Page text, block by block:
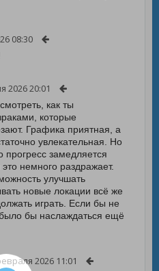
08:30
2026 20:01
как ты
которые
Графика приятная, а
увлекательная. Но
прогресс замедляется
немного раздражает.
улучшать
новые локации всё же
играть. Если бы не
бы наслаждаться ещё
2026 11:01